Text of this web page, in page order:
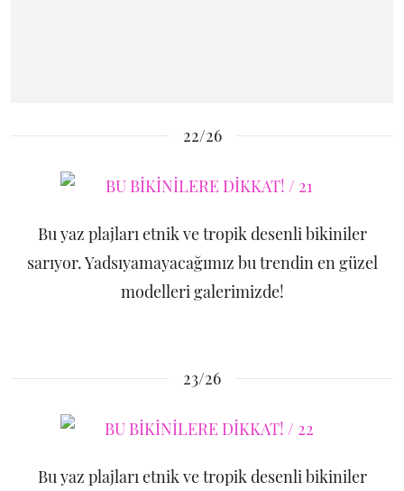
22/26
Bu yaz plajları etnik ve tropik desenli bikiniler
sarıyor. Yadsıyamayacağımız bu trendin en güzel
modelleri galerimizde!
23/26
Bu yaz plajları etnik ve tropik desenli bikiniler